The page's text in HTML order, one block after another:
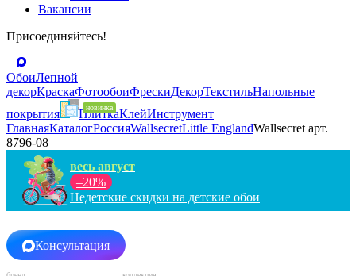
Вакансии
Присоединяйтесь!
ОбоиЛепной
декорКраскаФотообоиФрескиДекорТекстильНапольные
покрытия
ПлиткаКлейИнструмент
ГлавнаяКаталогРоссияWallsecretLittle EnglandWallsecret арт.
8796-08
весь август
–20%
Недетские скидки на детские обои
Консультация